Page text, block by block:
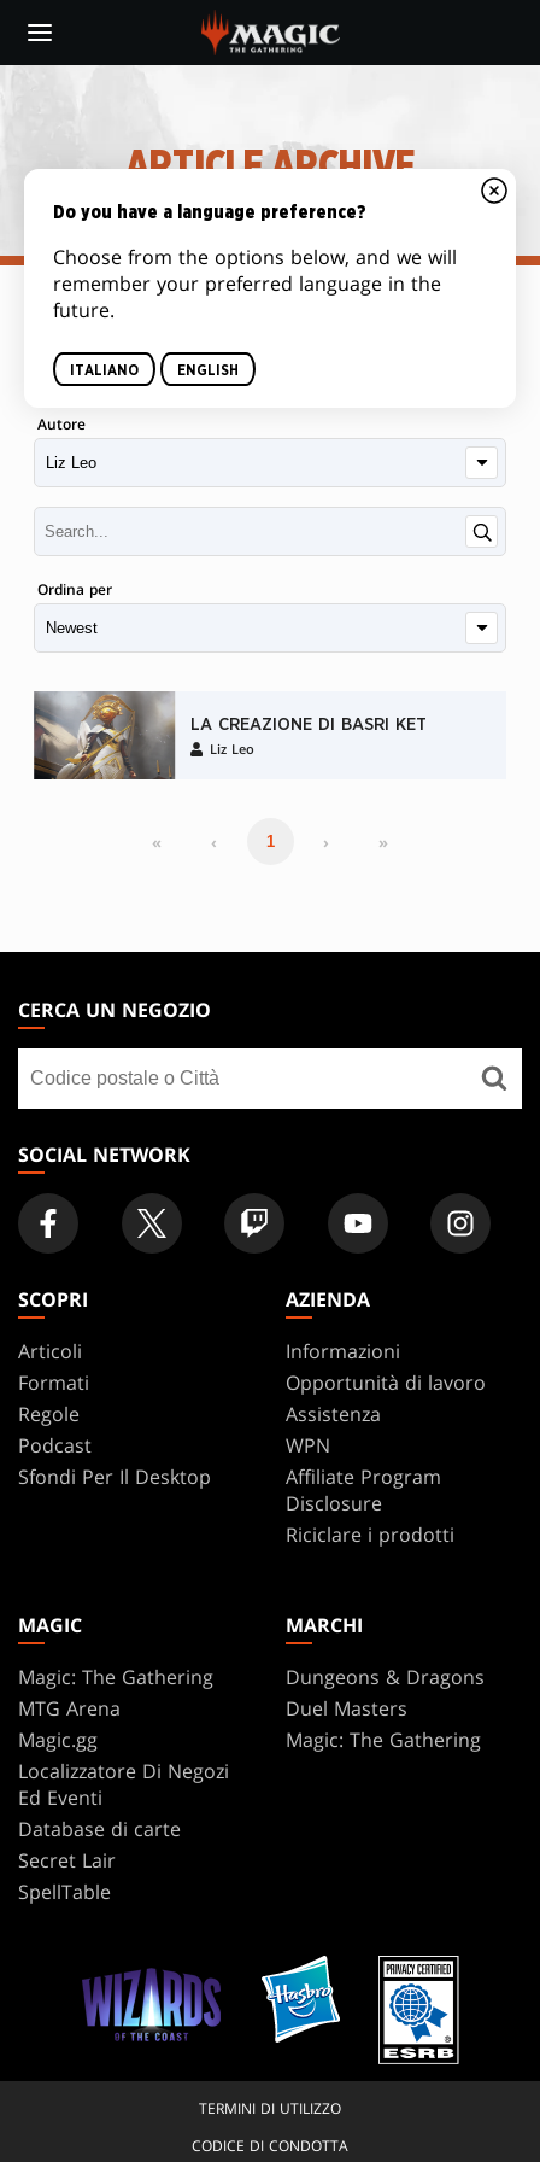
main
ARTICLE ARCHIVE
Autore
Ordina per
LA CREAZIONE DI BASRI KET
Liz Leo
« ‹ 1 › »
THE
GATHERING
FOOTER
CERCA UN NEGOZIO
un
negozio
SOCIAL NETWORK
SCOPRI
Articoli
Formati
Regole
Podcast
Sfondi Per Il Desktop
AZIENDA
Informazioni
Opportunità di lavoro
Assistenza
WPN
Affiliate Program
Disclosure
Riciclare i prodotti
MAGIC
Magic: The Gathering
MTG Arena
Magic.gg
Localizzatore Di Negozi
Ed Eventi
Database di carte
Secret Lair
SpellTable
MARCHI
Dungeons & Dragons
Duel Masters
Magic: The Gathering
TERMINI DI UTILIZZO
CODICE DI CONDOTTA
Do you have a language preference?
Choose from the options below, and we will
remember your preferred language in the
future.
ITALIANO ENGLISH